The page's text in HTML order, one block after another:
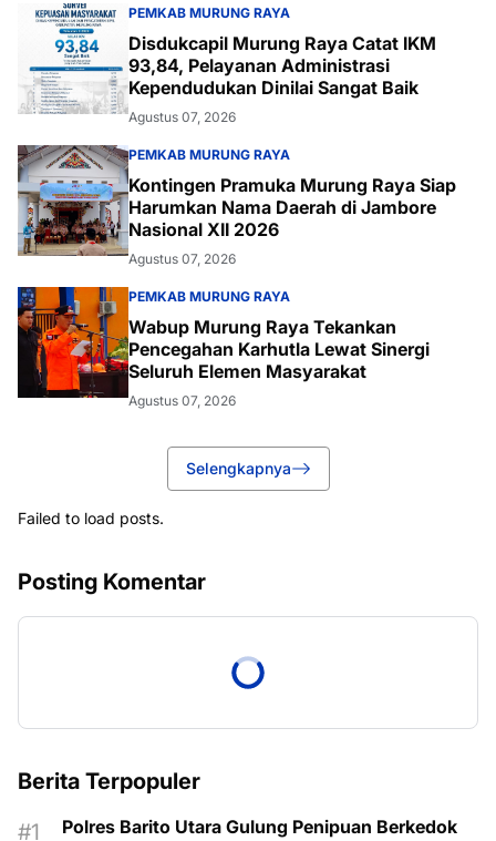
PEMKAB MURUNG RAYA
Disdukcapil Murung Raya Catat IKM
93,84, Pelayanan Administrasi
Kependudukan Dinilai Sangat Baik
Agustus 07, 2026
PEMKAB MURUNG RAYA
Kontingen Pramuka Murung Raya Siap
Harumkan Nama Daerah di Jambore
Nasional XII 2026
Agustus 07, 2026
PEMKAB MURUNG RAYA
Wabup Murung Raya Tekankan
Pencegahan Karhutla Lewat Sinergi
Seluruh Elemen Masyarakat
Agustus 07, 2026
Selengkapnya
Failed to load posts.
Posting Komentar
Berita Terpopuler
Polres Barito Utara Gulung Penipuan Berkedok